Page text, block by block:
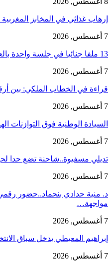
إرهاب غذائي في المخابز
7 أغسطس, 2026
13 ملفا جنائيا في جلسة واحدة بالعيون.. جدل حول حق الدفاع…
7 أغسطس, 2026
قراءة في الخطاب الملكي: بين
7 أغسطس, 2026
السيادة الوطنية فوق التوازنات
7 أغسطس, 2026
تديلي مسفيوة..شاحنة تضع حدا
7 أغسطس, 2026
د. منية حدادي بنحماد..حضور
مواجهة…
7 أغسطس, 2026
إبراهيم المعيطي يدخل سباق
7 أغسطس, 2026